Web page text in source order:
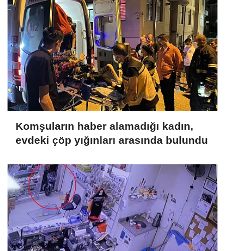
Komşuların haber alamadığı kadın,
evdeki çöp yığınları arasında bulundu